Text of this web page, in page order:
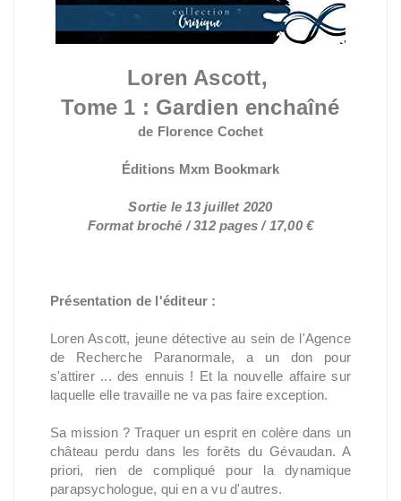
Loren Ascott,
Tome 1 : Gardien enchaîné
de Florence Cochet
Éditions Mxm Bookmark
Sortie le 13 juillet 2020
Format broché / 312 pages / 17,00 €
Présentation de l'éditeur :
Loren Ascott, jeune détective au sein de l'Agence
de Recherche Paranormale, a un don pour
s'attirer ... des ennuis ! Et la nouvelle affaire sur
laquelle elle travaille ne va pas faire exception.
Sa mission ? Traquer un esprit en colère dans un
château perdu dans les forêts du Gévaudan. A
priori, rien de compliqué pour la dynamique
parapsychologue, qui en a vu d'autres.